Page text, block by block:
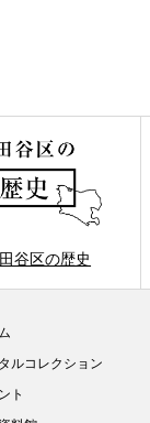
谷区の歴史
ルコレクション
ト